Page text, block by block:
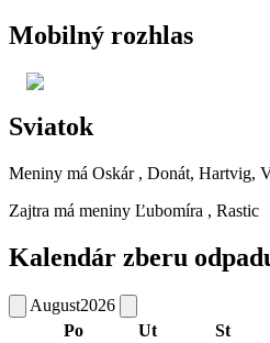
Mobilný rozhlas
Sviatok
Meniny má Oskár , Donát, Hartvig,
Zajtra má meniny Ľubomíra , Rastic
Kalendár zberu
August2026
Po
Ut St